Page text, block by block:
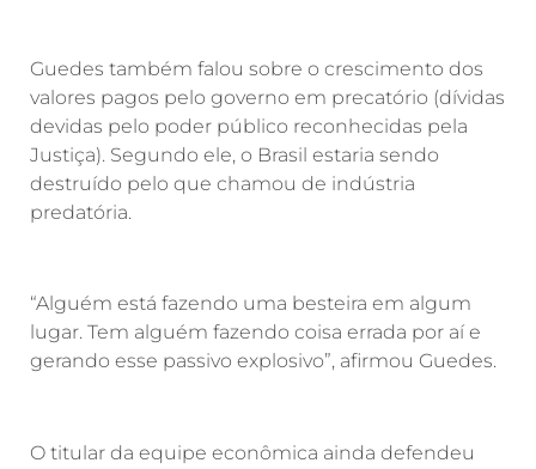
Guedes também falou sobre o crescimento dos
valores pagos pelo governo em precatório (dívidas
devidas pelo poder público reconhecidas pela
Justiça). Segundo ele, o Brasil estaria sendo
destruído pelo que chamou de indústria
predatória.
“Alguém está fazendo uma besteira em algum
lugar. Tem alguém fazendo coisa errada por aí e
gerando esse passivo explosivo”, afirmou Guedes.
O titular da equipe econômica ainda defendeu